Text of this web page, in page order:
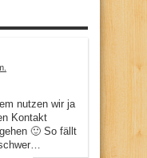
nutzen wir ja
Kontakt
🙂 So fällt